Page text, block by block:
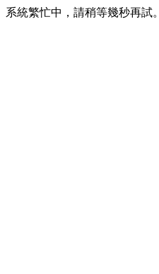
系統繁忙中，請稍等幾秒再試。